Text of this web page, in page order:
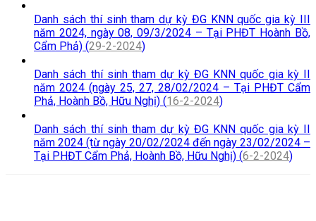
Danh sách thí sinh tham dự kỳ ĐG KNN quốc gia kỳ III
năm 2024, ngày 08, 09/3/2024 – Tại PHĐT Hoành Bồ,
Cẩm Phả) (29-2-2024)
Danh sách thí sinh tham dự kỳ ĐG KNN quốc gia kỳ II
năm 2024 (ngày 25, 27, 28/02/2024 – Tại PHĐT Cẩm
Phả, Hoành Bồ, Hữu Nghị) (16-2-2024)
Danh sách thí sinh tham dự kỳ ĐG KNN quốc gia kỳ II
năm 2024 (từ ngày 20/02/2024 đến ngày 23/02/2024 –
Tại PHĐT Cẩm Phả, Hoành Bồ, Hữu Nghị) (6-2-2024)